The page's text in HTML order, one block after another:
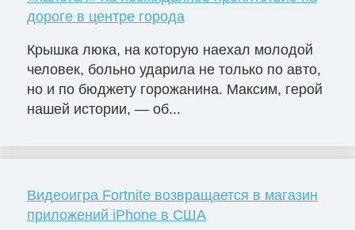
дороге в центре города
Крышка люка, на которую наехал молодой
человек, больно ударила не только по авто,
но и по бюджету горожанина. Максим, герой
нашей истории, — об...
Видеоигра Fortnite возвращается в магазин
приложений iPhone в США